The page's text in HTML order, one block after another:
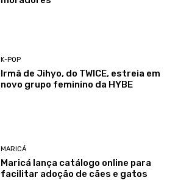
K-POP
Irmã de Jihyo, do TWICE, estreia em
novo grupo feminino da HYBE
MARICÁ
Maricá lança catálogo online para
facilitar adoção de cães e gatos